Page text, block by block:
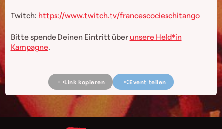
Twitch: https://www.twitch.tv/francescocieschitango
Bitte spende Deinen Eintritt über unsere Held*in
Kampagne.
Link kopieren Event teilen